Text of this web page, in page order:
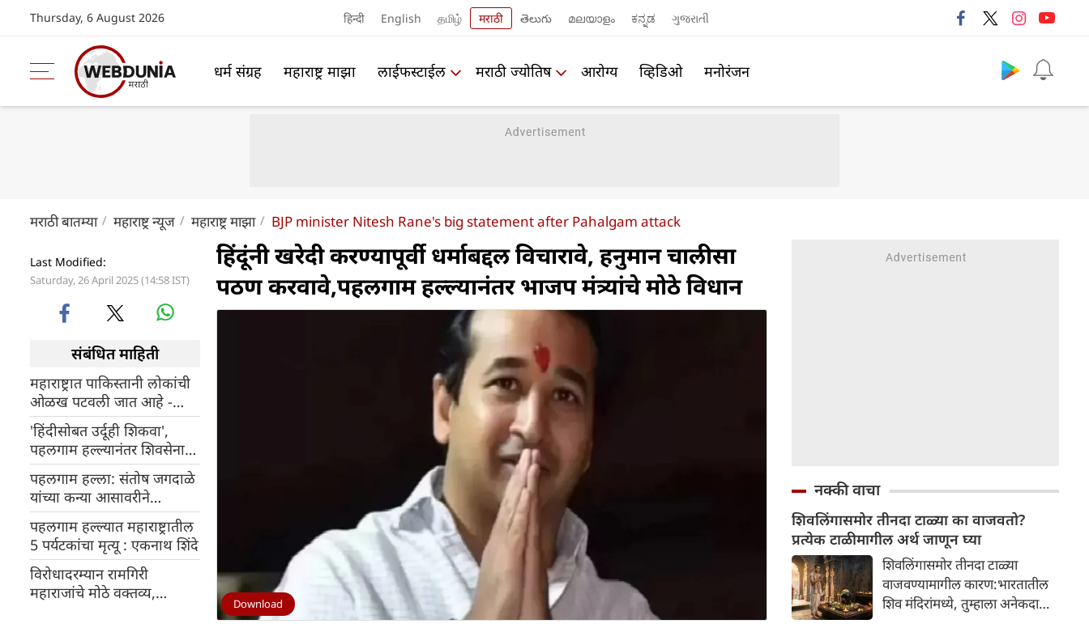
Thursday, 6 August 2026 हिन्दी English தமிழ் मराठी తెలుగు മലയാളം ಕನ್ನಡ ગુજરાતી
धर्म संग्रह महाराष्ट्र माझा लाईफस्टाईल मराठी ज्योतिष आरोग्य व्हिडिओ मनोरंजन
मराठी बातम्या महाराष्ट्र न्यूज महाराष्ट्र माझा BJP minister Nitesh Rane's big statement after Pahalgam attack
Last Modified:
Saturday, 26 April 2025 (14:58 IST)
संबंधित माहिती
महाराष्ट्रात पाकिस्तानी लोकांची
ओळख पटवली जात आहे -
मुख्यमंत्री देवेंद्र फडणवीस
'हिंदीसोबत उर्दूही शिकवा',
पहलगाम हल्ल्यानंतर शिवसेना
आमदार यांचे वादग्रस्त विधान
पहलगाम हल्ला: संतोष जगदाळे
यांच्या कन्या आसावरीने
त्यांच्यावर अंत्यसंस्कार केले
पहलगाम हल्ल्यात महाराष्ट्रातील
5 पर्यटकांचा मृत्यू : एकनाथ शिंदे
विरोधादरम्यान रामगिरी
महाराजांचे मोठे वक्तव्य,
हिंदूंनी खरेदी करण्यापूर्वी धर्माबद्दल विचारावे, हनुमान चालीसा
पठण करवावे,पहलगाम हल्ल्यानंतर भाजप मंत्र्यांचे मोठे विधान
Download
नक्की वाचा
शिवलिंगासमोर तीनदा टाळ्या का वाजवतो?
प्रत्येक टाळीमागील अर्थ जाणून घ्या
शिवलिंगासमोर तीनदा टाळ्या
वाजवण्यामागील कारण:भारतातील
शिव मंदिरांमध्ये, तुम्हाला अनेकदा